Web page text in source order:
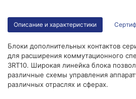
Описание и характеристики
Блоки дополнительных контактов
для расширения коммутационного
3RT10. Широкая линейка блока
различные схемы управления
различных отраслях и сферах.